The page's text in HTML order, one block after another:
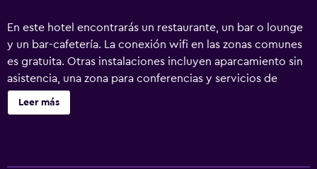
En este hotel encontrarás un restaurante, un bar o lounge
y un bar-cafetería. La conexión wifi en las zonas comunes
es gratuita. Otras instalaciones incluyen aparcamiento sin
asistencia, una zona para conferencias y servicios de
conserjería. Hôtel ALBA ofrece 237 alojamientos con caja
fuerte y secador de pelo. Se ofrece una televisión LED de
Leer más